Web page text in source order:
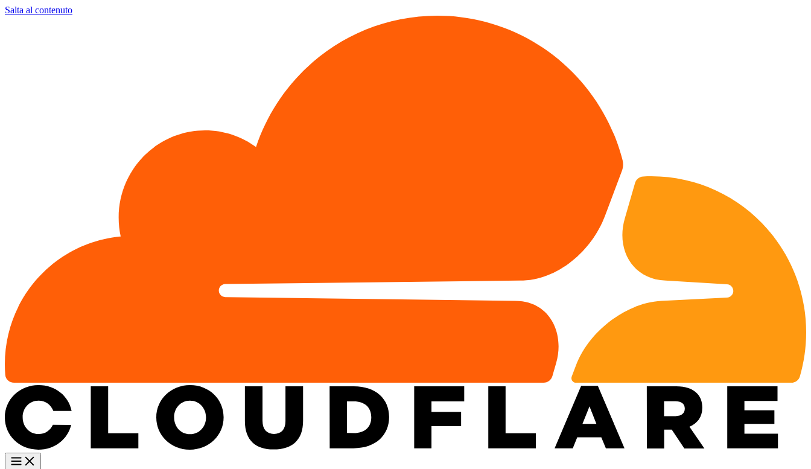
Salta al contenuto